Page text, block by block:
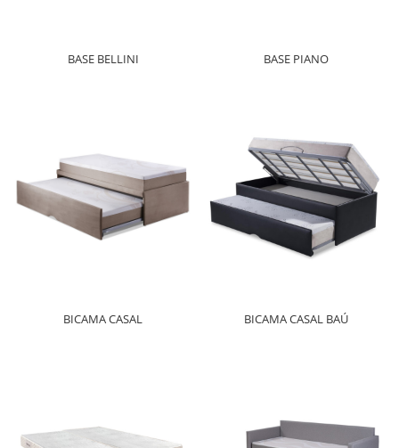
BASE BELLINI BASE PIANO
BICAMA CASAL BICAMA CASAL BAÚ